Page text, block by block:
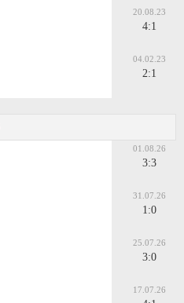
20.08.23
4:1
04.02.23
2:1
01.08.26
3:3
31.07.26
1:0
25.07.26
3:0
17.07.26